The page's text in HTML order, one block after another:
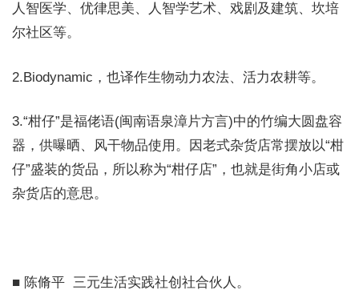
人智医学、优律思美、人智学艺术、戏剧及建筑、坎培
尔社区等。
2.Biodynamic，也译作生物动力农法、活力农耕等。
3.“柑仔”是福佬语(闽南语泉漳片方言)中的竹编大圆盘容
器，供曝晒、风干物品使用。因老式杂货店常摆放以“柑
仔”盛装的货品，所以称为“柑仔店”，也就是街角小店或
杂货店的意思。
■ 陈脩平 三元生活实践社创社合伙人。